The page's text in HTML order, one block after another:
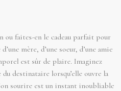
faites-en le cadeau parfait pour
mère, d’une soeur, d’une amie
est sûr de plaire. Imaginez
destinataire lorsqu’elle ouvre la
sourire est un instant inoubliable